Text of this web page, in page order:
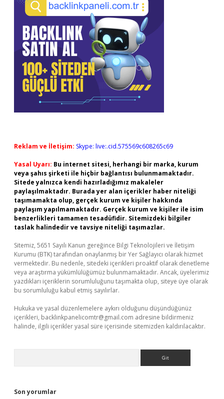
Reklam ve İletişim: Skype: live:.cid.575569c608265c69
Yasal Uyarı: Bu internet sitesi, herhangi bir marka, kurum
veya şahıs şirketi ile hiçbir bağlantısı bulunmamaktadır.
Sitede yalnızca kendi hazırladığımız makaleler
paylaşılmaktadır. Burada yer alan içerikler haber niteliği
taşımamakta olup, gerçek kurum ve kişiler hakkında
paylaşım yapılmamaktadır. Gerçek kurum ve kişiler ile isim
benzerlikleri tamamen tesadüfidir. Sitemizdeki bilgiler
taslak halindedir ve tavsiye niteliği taşımazlar.
Sitemiz, 5651 Sayılı Kanun gereğince Bilgi Teknolojileri ve İletişim
Kurumu (BTK) tarafından onaylanmış bir Yer Sağlayıcı olarak hizmet
vermektedir. Bu nedenle, sitedeki içerikleri proaktif olarak denetleme
veya araştırma yükümlülüğümüz bulunmamaktadır. Ancak, üyelerimiz
yazdıkları içeriklerin sorumluluğunu taşımakta olup, siteye üye olarak
bu sorumluluğu kabul etmiş sayılırlar.
Hukuka ve yasal düzenlemelere aykırı olduğunu düşündüğünüz
içerikleri, backlinkpanelicomtr@gmail.com adresine bildirmeniz
halinde, ilgili içerikler yasal süre içerisinde sitemizden kaldırılacaktır.
Son yorumlar